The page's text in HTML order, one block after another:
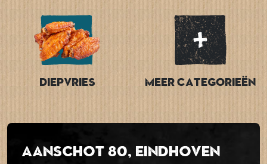
Diepvries Meer categorieën
Aanschot 80, Eindhoven